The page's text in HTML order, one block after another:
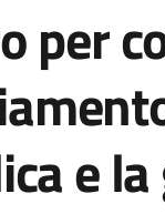
per
e